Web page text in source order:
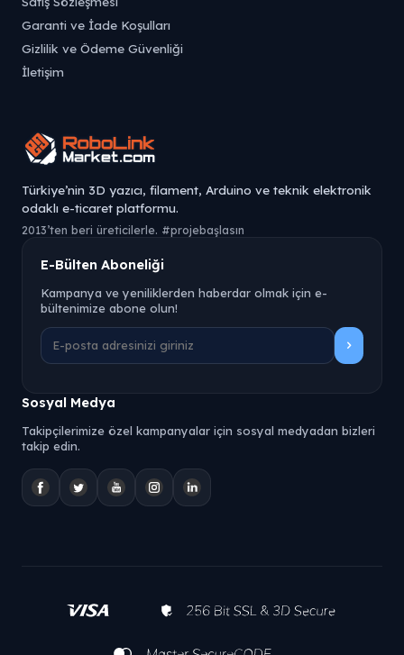
Garanti ve İade Koşulları
Gizlilik ve Ödeme Güvenliği
İletişim
Türkiye’nin 3D yazıcı, filament, Arduino ve teknik elektronik
odaklı e-ticaret platformu.
2013’ten beri üreticilerle. #projebaşlasın
E-Bülten Aboneliği
Kampanya ve yeniliklerden haberdar olmak için e-
bültenimize abone olun!
Sosyal Medya
Takipçilerimize özel kampanyalar için sosyal medyadan bizleri
takip edin.